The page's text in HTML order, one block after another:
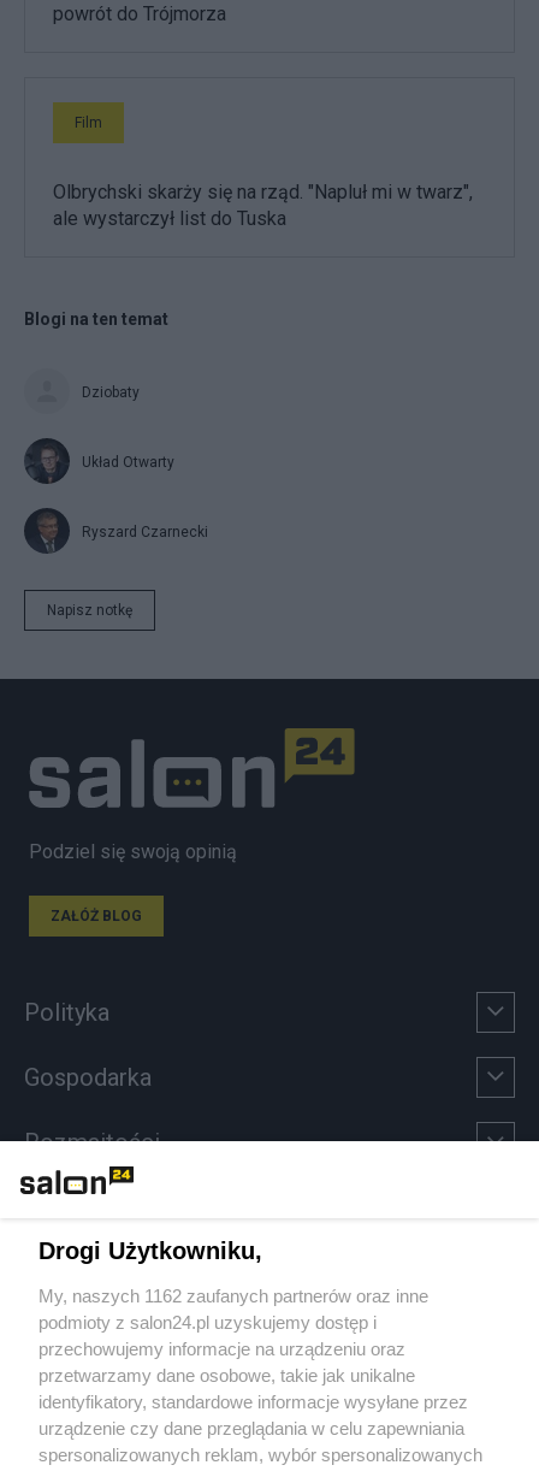
powrót do Trójmorza
Film
Olbrychski skarży się na rząd. "Napluł mi w twarz",
ale wystarczył list do Tuska
Blogi na ten temat
Dziobaty
Układ Otwarty
Ryszard Czarnecki
Napisz notkę
Podziel się swoją opinią
ZAŁÓŻ BLOG
Polityka
Gospodarka
Rozmaitości
Sport
Społeczeństwo
Kultura
Drogi Użytkowniku,
My, naszych 1162 zaufanych partnerów oraz inne
podmioty z salon24.pl uzyskujemy dostęp i
przechowujemy informacje na urządzeniu oraz
przetwarzamy dane osobowe, takie jak unikalne
identyfikatory, standardowe informacje wysyłane przez
urządzenie czy dane przeglądania w celu zapewniania
spersonalizowanych reklam, wybór spersonalizowanych